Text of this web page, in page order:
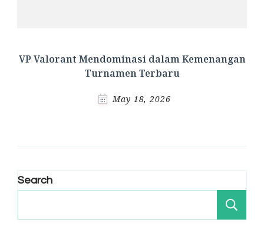
VP Valorant Mendominasi dalam Kemenangan
Turnamen Terbaru
May 18, 2026
Search